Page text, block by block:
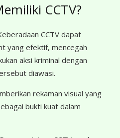
CCTV?
CCTV dapat
yang efektif, mencegah
aksi kriminal dengan
diawasi.
rekaman visual yang
bukti kuat dalam